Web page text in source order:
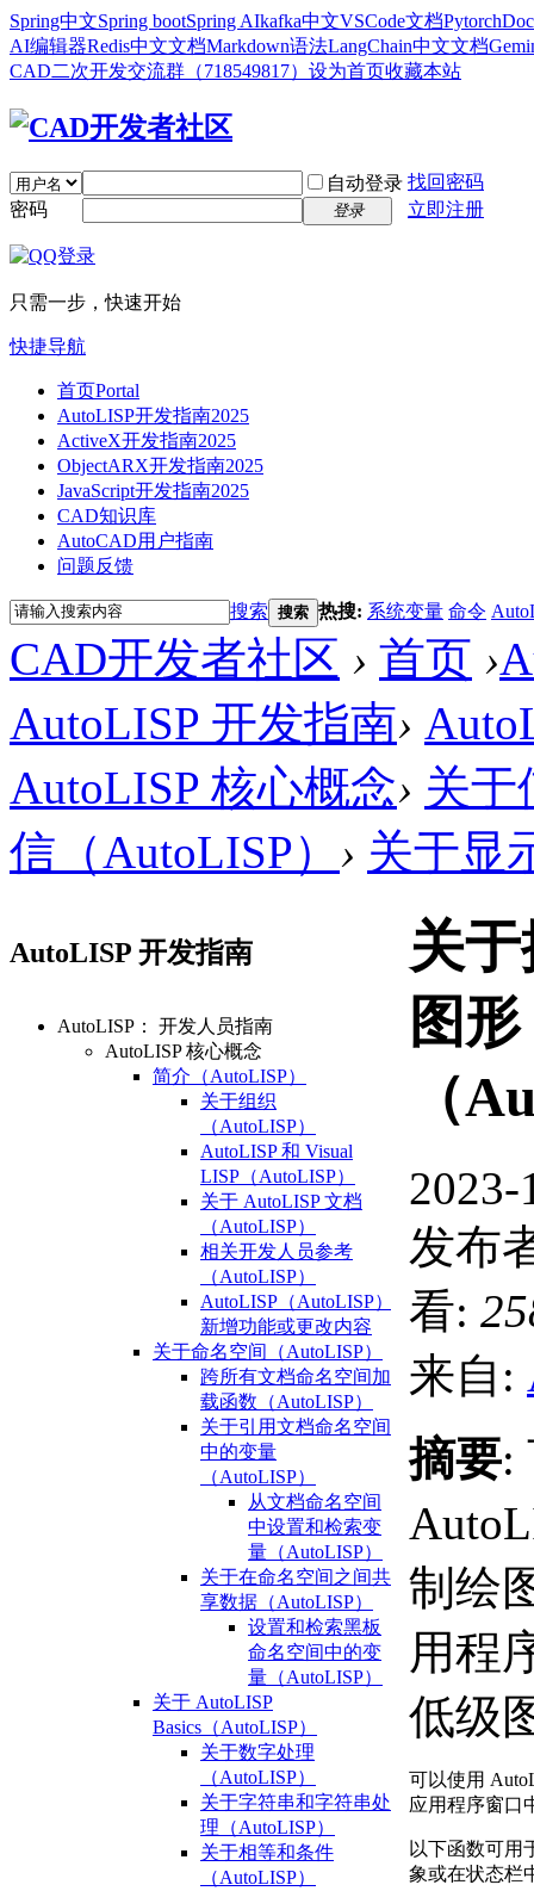
Spring中文Spring bootSpring AIkafka中文VSCode文档Pytorch
AI编辑器Redis中文文档Markdown语法LangChain中文文档
CAD二次开发交流群（718549817） 设为首页收藏本站
自动登录 找回密码
密码
登录 立即注册
只需一步，快速开始
快捷导航
首页Portal
AutoLISP开发指南2025
ActiveX开发指南2025
ObjectARX开发指南2025
JavaScript开发指南2025
CAD知识库
AutoCAD用户指南
问题反馈
搜索 搜索 热搜: 系统变量 命令
CAD开发者社区 › 首页 ›
AutoLISP 开发指南›
AutoLISP 核心概念› 关于
信（AutoLISP） › 关于显
AutoLISP 开发指南
AutoLISP： 开发人员指南
AutoLISP 核心概念
简介（AutoLISP）
关于组织
（AutoLISP）
AutoLISP 和 Visual
LISP（AutoLISP）
关于 AutoLISP 文档
（AutoLISP）
相关开发人员参考
（AutoLISP）
AutoLISP（AutoLISP）
新增功能或更改内容
关于命名空间（AutoLISP）
跨所有文档命名空间加
载函数（AutoLISP）
关于引用文档命名空间
中的变量
（AutoLISP）
从文档命名空间
中设置和检索变
量（AutoLISP）
关于在命名空间之间共
享数据（AutoLISP）
设置和检索黑板
命名空间中的变
量（AutoLISP）
关于 AutoLISP
Basics（AutoLISP）
关于数字处理
（AutoLISP）
关于字符串和字符串处
理（AutoLISP）
关于相等和条件
（AutoLISP）
关
图形
（
2023-
发布
看:
来自:
摘要:
制绘
用程
低级
可以使用
应用程序窗口
以下函数可用
象或在状态栏